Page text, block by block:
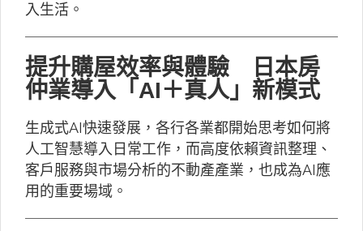
入生活。
提升購屋效率與體驗 日本房
仲業導入「AI＋真人」新模式
生成式AI快速發展，各行各業都開始思考如何將
人工智慧導入日常工作，而高度依賴資訊整理、
客戶服務與市場分析的不動產產業，也成為AI應
用的重要場域。